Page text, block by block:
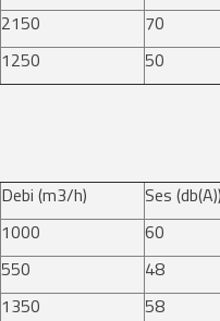
2150 70
1250 50
Debi (m3/h) Ses (db(A))
1000 60
550 48
1350 58